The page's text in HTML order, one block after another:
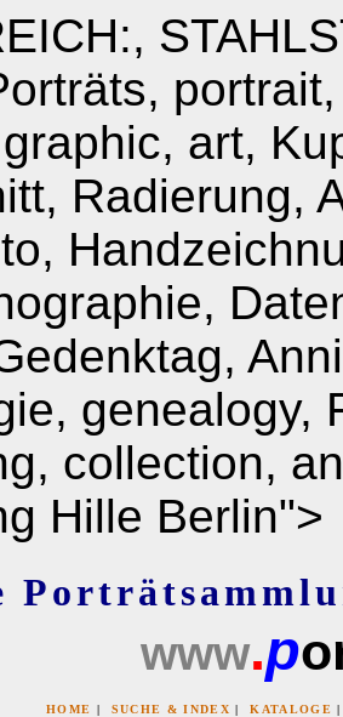
art,
Radierung,
genealogy,
collection,
Hille Berlin">
www.p
HOME | SUCHE & INDEX |KATALOGE